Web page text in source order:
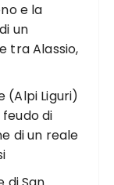
e la
un
tra Alassio,
(Alpi Liguri)
feudo di
di un reale